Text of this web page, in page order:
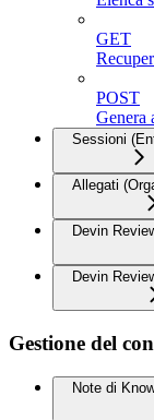
GET
POST
Genera
Sessioni
Allegati
Devin
Devin
Gestione del
Note di